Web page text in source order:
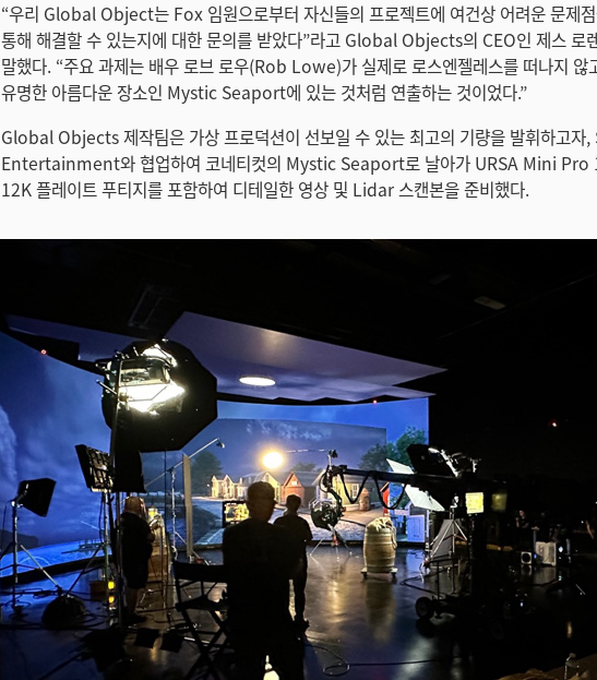
“우리 Global Object는 Fox 임원으로부터 자신들의 프로젝트에 여건상 어려운 문제
통해 해결할 수 있는지에 대한 문의를 받았다”라고 Global Objects의 CEO인 제스
말했다. “주요 과제는 배우 로브 로우(Rob Lowe)가 실제로 로스엔젤레스를 떠나지 않
유명한 아름다운 장소인 Mystic Seaport에 있는 것처럼 연출하는 것이었다.”
Global Objects 제작팀은 가상 프로덕션이 선보일 수 있는 최고의 기량을 발휘하고
Entertainment와 협업하여 코네티컷의 Mystic Seaport로 날아가 URSA Mini Pro
12K 플레이트 푸티지를 포함하여 디테일한 영상 및 Lidar 스캔본을 준비했다.